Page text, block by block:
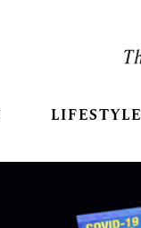
LIFESTYLE